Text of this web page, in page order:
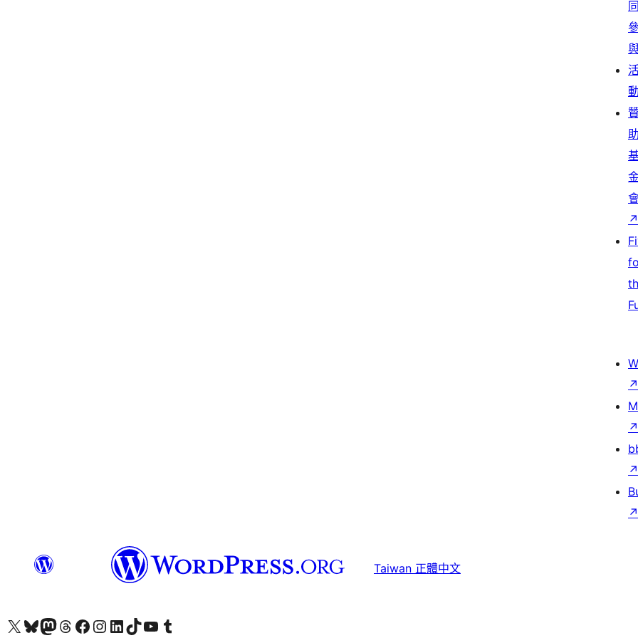
同
動
助
↗
↗
↗
↗
↗
Taiwan 正體中文
查看我們的 X (之前的 Twitter) 帳號造訪我們的 Bluesky 帳號造訪我們的 Mastodon 帳號造訪我們的 Threads 帳號 造訪我們的 Facebook 粉絲專頁Visit our Instagram account
Visit our LinkedIn account
造訪我們的 TikTok 帳號Visit our YouTube channel
造訪我們的 Tumblr 帳號